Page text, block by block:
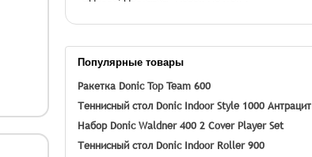
Популярные товары
Ракетка Donic Top Team 600
Теннисный стол Donic Indoor Style 1000 Антрацит
Набор Donic Waldner 400 2 Cover Player Set
Теннисный стол Donic Indoor Roller 900